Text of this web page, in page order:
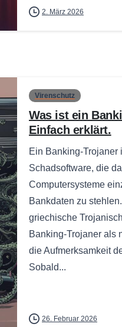
2. März 2026
Virenschutz
Was ist ein
Einfach erklärt.
Ein Banking-Trojaner
Schadsoftware, die
Computersysteme
Bankdaten zu
griechische
Banking-Trojaner als
die Aufmerksamkeit
Sobald...
26. Februar 2026